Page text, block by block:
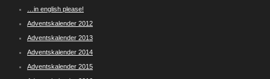
…in english please!
Adventskalender 2012
Adventskalender 2013
Adventskalender 2014
Adventskalender 2015